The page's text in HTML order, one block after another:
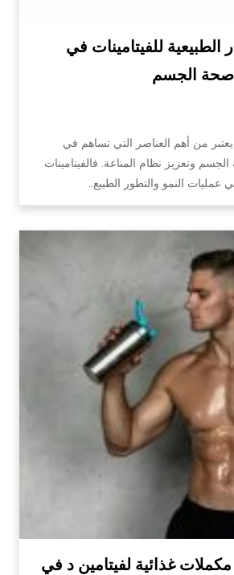
الطبيعية للفيتامينات في
صحة الجسم
يعتبر من أهم العناصر التي تساهم في
وتعزيز نظام المناعة. فالفيتامينات
عمليات النمو والتطور الطبيع…
غذائية لفيتامين د في